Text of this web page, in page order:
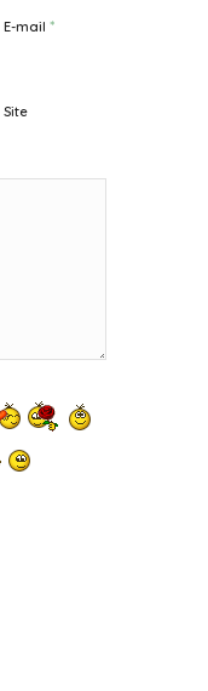
E-mail *
Site